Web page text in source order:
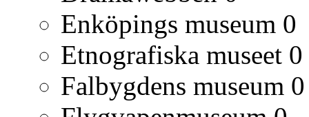
Enköpings museum 0
Etnografiska museet 0
Falbygdens museum 0